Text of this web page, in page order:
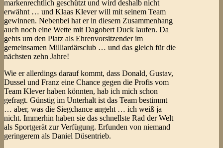
markenrechtlich geschützt und wird deshalb nicht
erwähnt … und Klaas Klever will mit seinem Team
gewinnen. Nebenbei hat er in diesem Zusammenhang
auch noch eine Wette mit Dagobert Duck laufen. Da
gehts um den Platz als Ehrenvorsitzender im
gemeinsamen Milliardärsclub … und das gleich für die
nächsten zehn Jahre!
Wie er allerdings darauf kommt, dass Donald, Gustav,
Dussel und Franz eine Chance gegen die Profis vom
Team Klever haben könnten, hab ich mich schon
gefragt. Günstig im Unterhalt ist das Team bestimmt
… aber, was die Siegchance angeht … ich weiß ja
nicht. Immerhin haben sie das schnellste Rad der Welt
als Sportgerät zur Verfügung. Erfunden von niemand
geringerem als Daniel Düsentrieb.